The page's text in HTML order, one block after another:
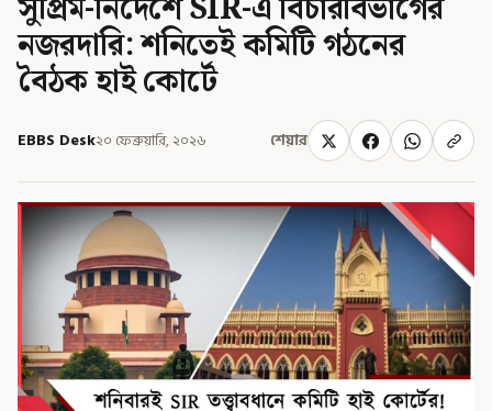
নজরদারি: শনিতেই কমিটি গঠনের
বৈঠক হাই কোর্টে
EBBS Desk২০ ফেব্রুয়ারি, ২০২৬ শেয়ার